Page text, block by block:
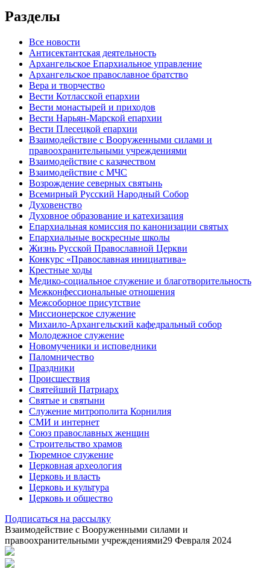
Разделы
Все новости
Антисектантская деятельность
Архангельское Епархиальное управление
Архангельское православное братство
Вера и творчество
Вести Котласской епархии
Вести монастырей и приходов
Вести Нарьян-Марской епархии
Вести Плесецкой епархии
Взаимодействие с Вооруженными силами и
правоохранительными учреждениями
Взаимодействие с казачеством
Взаимодействие с МЧС
Возрождение северных святынь
Всемирный Русский Народный Собор
Духовенство
Духовное образование и катехизация
Епархиальная комиссия по канонизации святых
Епархиальные воскресные школы
Жизнь Русской Православной Церкви
Конкурс «Православная инициатива»
Крестные ходы
Медико-социальное служение и благотворительность
Межконфессиональные отношения
Межсоборное присутствие
Миссионерское служение
Михаило-Архангельский кафедральный собор
Молодежное служение
Новомученики и исповедники
Паломничество
Праздники
Происшествия
Святейший Патриарх
Святые и святыни
Служение митрополита Корнилия
СМИ и интернет
Союз православных женщин
Строительство храмов
Тюремное служение
Церковная археология
Церковь и власть
Церковь и культура
Церковь и общество
Подписаться на рассылку
Взаимодействие с Вооруженными силами и
правоохранительными учреждениями29 Февраля 2024